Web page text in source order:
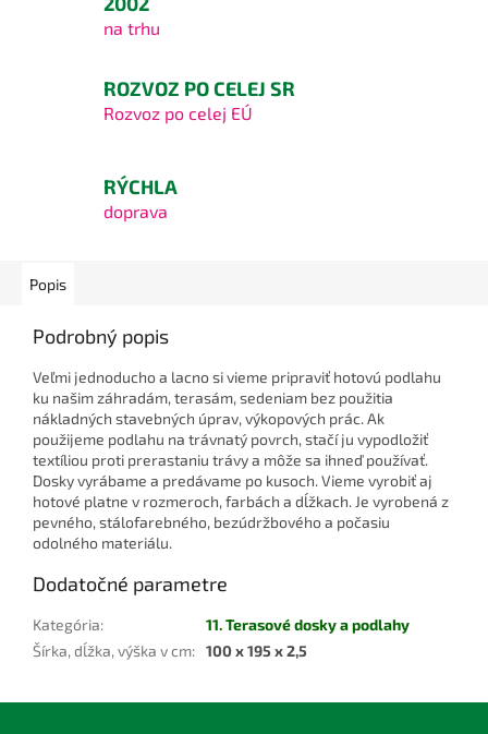
na trhu
ROZVOZ PO CELEJ SR
Rozvoz po celej EÚ
RÝCHLA
doprava
Popis
Podrobný popis
Veľmi jednoducho a lacno si vieme pripraviť hotovú podlahu
ku našim záhradám, terasám, sedeniam bez použitia
nákladných stavebných úprav, výkopových prác. Ak
použijeme podlahu na trávnatý povrch, stačí ju vypodložiť
textíliou proti prerastaniu trávy a môže sa ihneď používať.
Dosky vyrábame a predávame po kusoch. Vieme vyrobiť aj
hotové platne v rozmeroch, farbách a dĺžkach. Je vyrobená z
pevného, stálofarebného, bezúdržbového a počasiu
odolného materiálu.
Dodatočné parametre
Kategória:
11. Terasové dosky a podlahy
Šírka, dĺžka, výška v cm: 100 x 195 x 2,5